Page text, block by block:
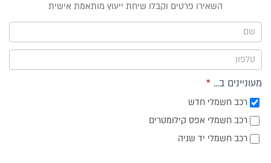
תפריט
צד
השאירו פרטים וקבלו שיחת ייעוץ מותאמת אישית
מעוניינים ב... *
רכב חשמלי חדש
רכב חשמלי אפס קילומטרים
רכב חשמלי יד שניה